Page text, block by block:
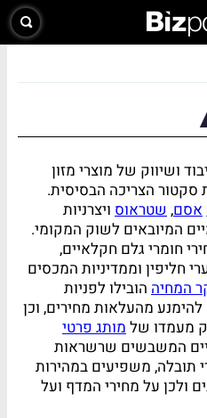
ושיווק של מוצרי מזון
סקטור הצריכה הבסיסית.
אסם,שטראוס ויצרניות
המיובאים לשוק המקומי.
חומרי גלם חקלאיים,
חליפין וממדיניות המכסים
המחיה הובילו לפניות
מהעלאות מחירים, וכן
מעמדו שלמותג פרטי
המשבשים שרשראות
משפיעים במהירות
ולכן על מחירי המדף ועל